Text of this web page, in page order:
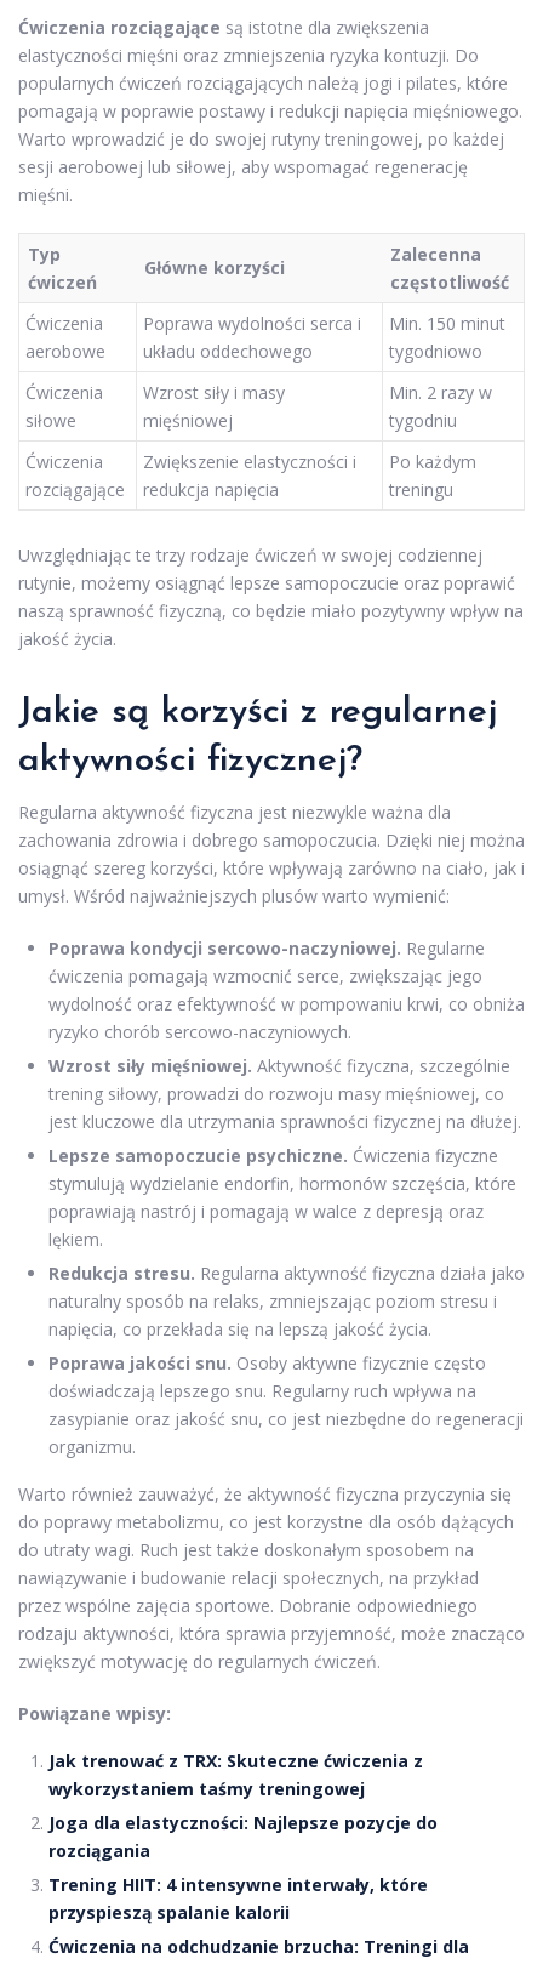
Ćwiczenia rozciągające są istotne dla zwiększenia
elastyczności mięśni oraz zmniejszenia ryzyka kontuzji. Do
popularnych ćwiczeń rozciągających należą jogi i pilates, które
pomagają w poprawie postawy i redukcji napięcia mięśniowego.
Warto wprowadzić je do swojej rutyny treningowej, po każdej
sesji aerobowej lub siłowej, aby wspomagać regenerację
mięśni.
Typ
ćwiczeń
Główne korzyści
Zalecenna
częstotliwość
Ćwiczenia
aerobowe
Poprawa wydolności serca i
układu oddechowego
Min. 150 minut
tygodniowo
Ćwiczenia
siłowe
Wzrost siły i masy
mięśniowej
Min. 2 razy w
tygodniu
Ćwiczenia
rozciągające
Zwiększenie elastyczności i
redukcja napięcia
Po każdym
treningu
Uwzględniając te trzy rodzaje ćwiczeń w swojej codziennej
rutynie, możemy osiągnąć lepsze samopoczucie oraz poprawić
naszą sprawność fizyczną, co będzie miało pozytywny wpływ na
jakość życia.
Jakie są korzyści z regularnej
aktywności fizycznej?
Regularna aktywność fizyczna jest niezwykle ważna dla
zachowania zdrowia i dobrego samopoczucia. Dzięki niej można
osiągnąć szereg korzyści, które wpływają zarówno na ciało, jak i
umysł. Wśród najważniejszych plusów warto wymienić:
Poprawa kondycji sercowo-naczyniowej. Regularne
ćwiczenia pomagają wzmocnić serce, zwiększając jego
wydolność oraz efektywność w pompowaniu krwi, co obniża
ryzyko chorób sercowo-naczyniowych.
Wzrost siły mięśniowej. Aktywność fizyczna, szczególnie
trening siłowy, prowadzi do rozwoju masy mięśniowej, co
jest kluczowe dla utrzymania sprawności fizycznej na dłużej.
Lepsze samopoczucie psychiczne. Ćwiczenia fizyczne
stymulują wydzielanie endorfin, hormonów szczęścia, które
poprawiają nastrój i pomagają w walce z depresją oraz
lękiem.
Redukcja stresu. Regularna aktywność fizyczna działa jako
naturalny sposób na relaks, zmniejszając poziom stresu i
napięcia, co przekłada się na lepszą jakość życia.
Poprawa jakości snu. Osoby aktywne fizycznie często
doświadczają lepszego snu. Regularny ruch wpływa na
zasypianie oraz jakość snu, co jest niezbędne do regeneracji
organizmu.
Warto również zauważyć, że aktywność fizyczna przyczynia się
do poprawy metabolizmu, co jest korzystne dla osób dążących
do utraty wagi. Ruch jest także doskonałym sposobem na
nawiązywanie i budowanie relacji społecznych, na przykład
przez wspólne zajęcia sportowe. Dobranie odpowiedniego
rodzaju aktywności, która sprawia przyjemność, może znacząco
zwiększyć motywację do regularnych ćwiczeń.
Powiązane wpisy:
Jak trenować z TRX: Skuteczne ćwiczenia z
wykorzystaniem taśmy treningowej
Joga dla elastyczności: Najlepsze pozycje do
rozciągania
Trening HIIT: 4 intensywne interwały, które
przyspieszą spalanie kalorii
Ćwiczenia na odchudzanie brzucha: Treningi dla